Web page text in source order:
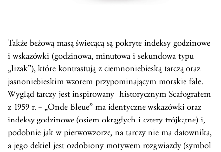
Także beżową masą świecącą są pokryte indeksy godzinowe
i wskazówki (godzinowa, minutowa i sekundowa typu
„lizak”), które kontrastują z ciemnoniebieską tarczą oraz
jasnoniebieskim wzorem przypominającym morskie fale.
Wygląd tarczy jest inspirowany historycznym Scafografem
z 1959 r. – „Onde Bleue” ma identyczne wskazówki oraz
indeksy godzinowe (osiem okrągłych i cztery trójkątne) i,
podobnie jak w pierwowzorze, na tarczy nie ma datownika,
a jego dekiel jest ozdobiony motywem rozgwiazdy (symbol